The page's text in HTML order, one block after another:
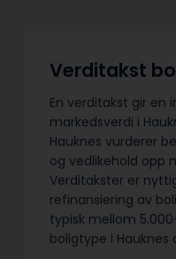
Verditakst
En verditakst gir en
markedsverdi i
Hauknes vurderer
og vedlikehold opp
Verditakster er
refinansiering av
typisk mellom
boligtype i Hauknes